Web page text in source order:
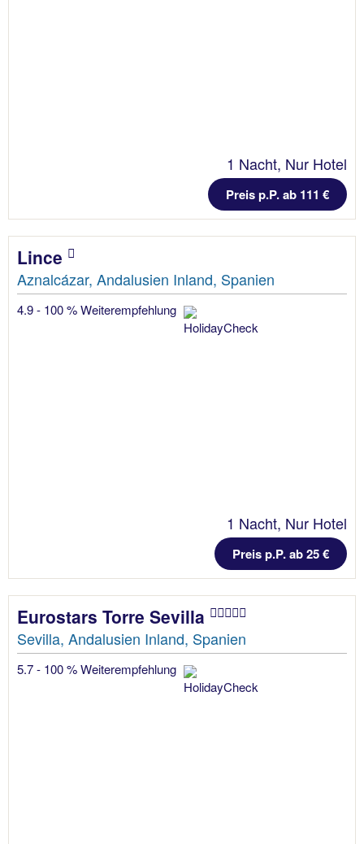
1 Nacht, Nur Hotel
Preis p.P. ab 111 €
Lince
Aznalcázar, Andalusien Inland, Spanien
4.9 - 100 % Weiterempfehlung
1 Nacht, Nur Hotel
Preis p.P. ab 25 €
Eurostars Torre Sevilla
Sevilla, Andalusien Inland, Spanien
5.7 - 100 % Weiterempfehlung